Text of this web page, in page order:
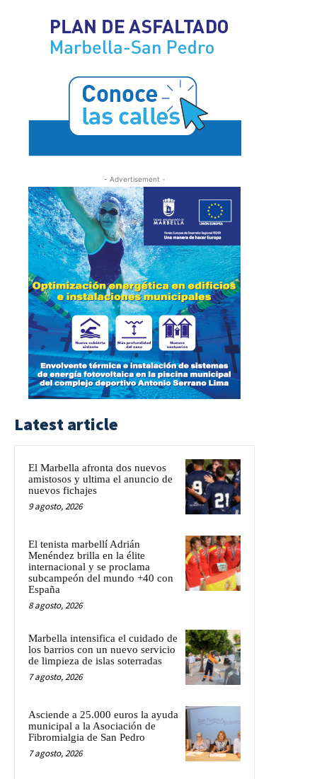
- Advertisement -
Latest article
El Marbella afronta dos nuevos
amistosos y ultima el anuncio de
nuevos fichajes
9 agosto, 2026
El tenista marbellí Adrián
Menéndez brilla en la élite
internacional y se proclama
subcampeón del mundo +40 con
España
8 agosto, 2026
Marbella intensifica el cuidado de
los barrios con un nuevo servicio
de limpieza de islas soterradas
7 agosto, 2026
Asciende a 25.000 euros la ayuda
municipal a la Asociación de
Fibromialgia de San Pedro
7 agosto, 2026